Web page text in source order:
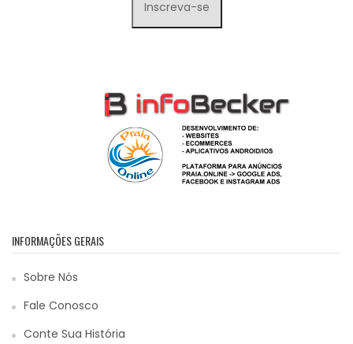
INFORMAÇÕES GERAIS
Sobre Nós
Fale Conosco
Conte Sua História